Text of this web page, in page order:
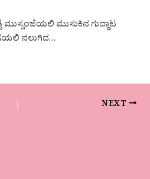
ಮುಸ್ಸಂಜೆಯಲಿ ಮುಸುಕಿನ ಗುದ್ದಾಟ
ನಲುಗಿದ…
NEXT